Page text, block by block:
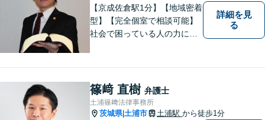
人案件にも対応
【京成佐倉駅1分】【地域密着
型】【完全個室で相談可能】
社会で困っている人の力にな
相続、離婚・男女問題、交通
事故の案件を広く受け付けて
います。 ぜひご相談くださ
詳細を見
る
篠﨑 直樹 弁護士
土浦篠﨑法律事務所
茨城県| 土浦市 土浦駅 から徒歩1分